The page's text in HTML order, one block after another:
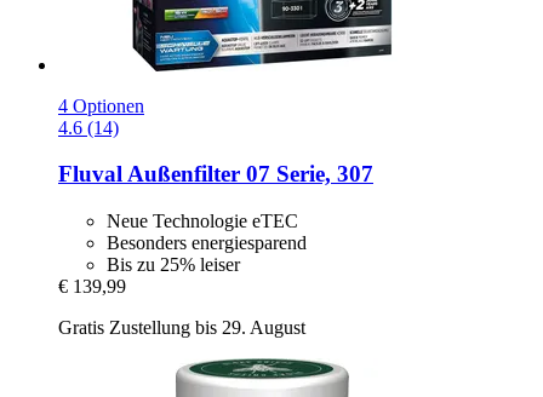
4 Optionen
4.6 (14)
FluvalAußenfilter 07 Serie, 307
Neue Technologie eTEC
Besonders energiesparend
Bis zu 25% leiser
€ 139,99
Gratis Zustellung bis 29. August